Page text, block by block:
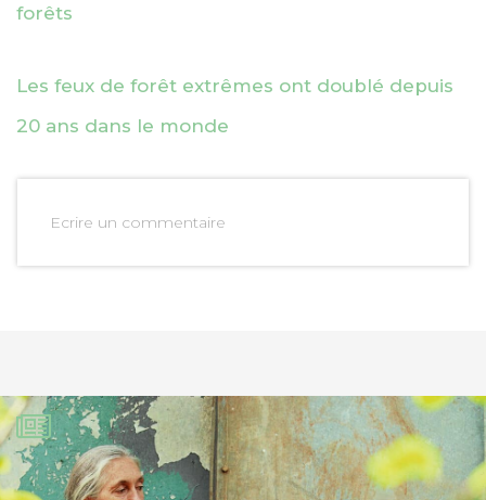
forêts
Les feux de forêt extrêmes ont doublé depuis
20 ans dans le monde
Ecrire un commentaire